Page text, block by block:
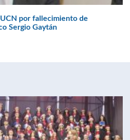
por fallecimiento de
Sergio Gaytán